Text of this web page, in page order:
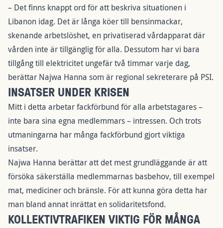
– Det finns knappt ord för att beskriva situationen i
Libanon idag. Det är långa köer till bensinmackar,
skenande arbetslöshet, en privatiserad vårdapparat där
vården inte är tillgänglig för alla. Dessutom har vi bara
tillgång till elektricitet ungefär två timmar varje dag,
berättar Najwa Hanna som är regional sekreterare på PSI.
INSATSER UNDER KRISEN
Mitt i detta arbetar fackförbund för alla arbetstagares –
inte bara sina egna medlemmars – intressen. Och trots
utmaningarna har många fackförbund gjort viktiga
insatser.
Najwa Hanna berättar att det mest grundläggande är att
försöka säkerställa medlemmarnas basbehov, till exempel
mat, mediciner och bränsle. För att kunna göra detta har
man bland annat inrättat en solidaritetsfond.
KOLLEKTIVTRAFIKEN VIKTIG FÖR MÅNGA